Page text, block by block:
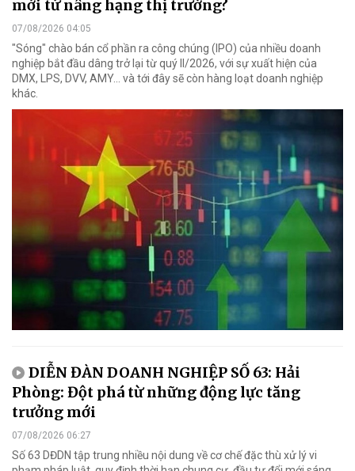
mới từ nâng hạng thị trường?
07/08/2026 04:05
"Sóng" chào bán cổ phần ra công chúng (IPO) của nhiều doanh
nghiệp bắt đầu dâng trở lại từ quý II/2026, với sự xuất hiện của
DMX, LPS, DVV, AMY... và tới đây sẽ còn hàng loạt doanh nghiệp
khác.
DIỄN ĐÀN DOANH NGHIỆP SỐ 63: Hải
Phòng: Đột phá từ những động lực tăng
trưởng mới
07/08/2026 06:27
Số 63 DĐDN tập trung nhiều nội dung về cơ chế đặc thù xử lý vi